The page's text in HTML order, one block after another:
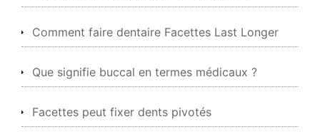
Comment faire dentaire Facettes Last Longer
Que signifie buccal en termes médicaux ?
Facettes peut fixer dents pivotés